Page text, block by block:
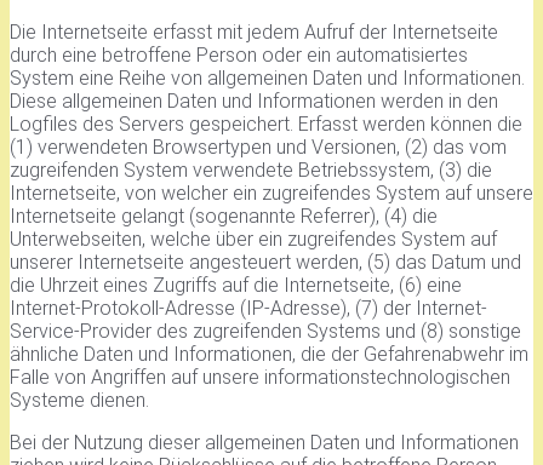
Die Internetseite erfasst mit jedem Aufruf der Internetseite
durch eine betroffene Person oder ein automatisiertes
System eine Reihe von allgemeinen Daten und Informationen.
Diese allgemeinen Daten und Informationen werden in den
Logfiles des Servers gespeichert. Erfasst werden können die
(1) verwendeten Browsertypen und Versionen, (2) das vom
zugreifenden System verwendete Betriebssystem, (3) die
Internetseite, von welcher ein zugreifendes System auf unsere
Internetseite gelangt (sogenannte Referrer), (4) die
Unterwebseiten, welche über ein zugreifendes System auf
unserer Internetseite angesteuert werden, (5) das Datum und
die Uhrzeit eines Zugriffs auf die Internetseite, (6) eine
Internet-Protokoll-Adresse (IP-Adresse), (7) der Internet-
Service-Provider des zugreifenden Systems und (8) sonstige
ähnliche Daten und Informationen, die der Gefahrenabwehr im
Falle von Angriffen auf unsere informationstechnologischen
Systeme dienen.
Bei der Nutzung dieser allgemeinen Daten und Informationen